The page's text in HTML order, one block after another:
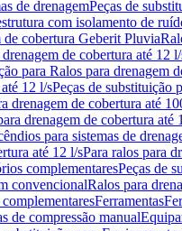
de drenagemPeças de
com isolamento de
de cobertura Geberit Pluvia
de cobertura até 12
para Ralos para drenagem
12 l/sPeças de substituição
drenagem de cobertura até
drenagem de cobertura até
para sistemas de
até 12 l/sPara ralos para
complementaresPeças de
convencionalRalos para
Ferramentas
de compressão manual